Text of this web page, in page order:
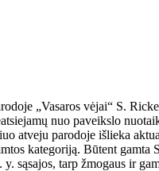
„Vasaros vėjai“ S.
nuo paveikslo
atveju parodoje išlieka
kategoriją. Būtent gamta
sąsajos, tarp žmogaus ir